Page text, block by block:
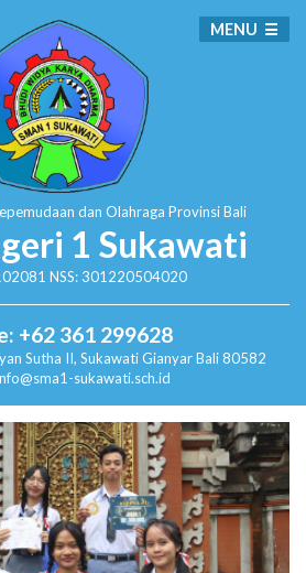
dan Olahraga Provinsi Bali
1 Sukawati
NSS: 301220504020
+62 361 299628
Sutha II, SukawatiGianyar Bali 80582
sukawati.sch.id
MENU